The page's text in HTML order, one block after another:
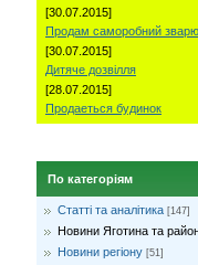
[30.07.2015]
Продам саморобний
[30.07.2015]
Дитяче дозвілля
[28.07.2015]
Продаеться будинок
По категоріям
Статті та аналітика [147]
Новини Яготина та
Новини регіону [51]